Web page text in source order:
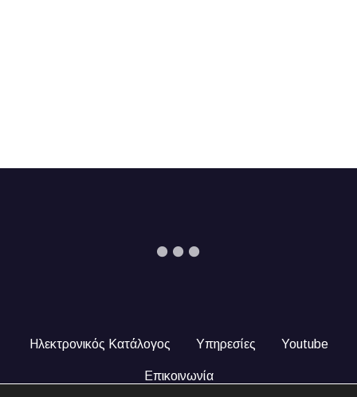
Ηλεκτρονικός Κατάλογος Υπηρεσίες Youtube
Επικοινωνία